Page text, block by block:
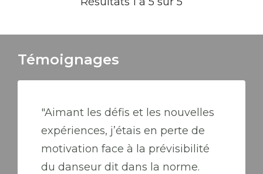
Témoignages
"Aimant les défis et les nouvelles
expériences, j’étais en perte de
motivation face à la prévisibilité
du danseur dit dans la norme.